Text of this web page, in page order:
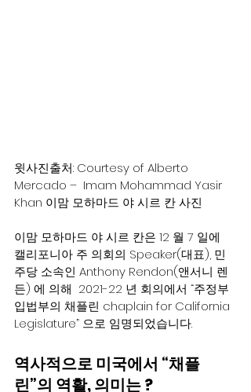
윗사진출처: Courtesy of Alberto
Mercado –  Imam Mohammad Yasir
Khan 이맘 모하마드 야 시르 칸 사진
이맘 모하마드 야 시르 칸은 12 월 7 일에
캘리포니아 주 의회의 Speaker(대표), 민
주당 소속인 Anthony Rendon(앤서니 렌
든) 에 의해  2021-22 년 회의에서 “주정부
입법부의 채플린 chaplain for California
Legislature” 으로 임명되었습니다.
역사적으로 미국에서 “채플
린”의 역활, 의미는 ?